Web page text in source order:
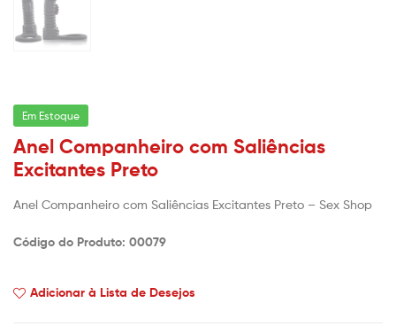
Em Estoque
Anel Companheiro com Saliências
Excitantes Preto
Anel Companheiro com Saliências Excitantes Preto – Sex Shop
Código do Produto: 00079
Adicionar à Lista de Desejos